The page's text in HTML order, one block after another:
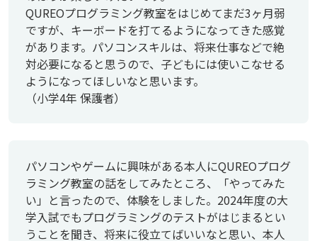
QUREOプログラミング教室をはじめてまだ3ヶ月弱
ですが、キーボードを打てるようになってきた感覚
があります。パソコンスキルは、将来仕事などで絶
対必要になると思うので、子どもには使いこなせる
ようになってほしいなと思います。
（小学4年 保護者）
パソコンやゲームに興味がある本人にQUREOプログ
ラミング教室の話をしてみたところ、「やってみた
い」と言ったので、体験をしました。2024年度の大
学入試でもプログラミングのテストがはじまるとい
うことを聞き、将来に役立てばいいなと思い、本人